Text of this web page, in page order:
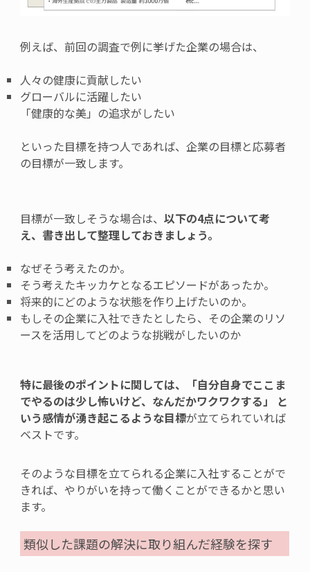
例えば、前回の調査で例に挙げた企業の場合は、
人々の健康に貢献したい
グローバルに活躍したい
「健康的な美」の追求がしたい
といった目標を持つ人であれば、企業の目標と応募者
の目標が一致します。
目標が一致しそうな場合は、以下の4点について考
え、書き出して整理しておきましょう。
なぜそう考えたのか。
そう考えたキッカケとなるエピソードがあったか。
将来的にどのような状態を作り上げたいのか。
もしその企業に入社できたとしたら、その企業のリソ
ースを活用してどのような挑戦がしたいのか
特に最後のポイントに関しては、「自分自身でここま
でやるのは少し怖いけど、なんだかワクワクする」 と
いう感情が湧き起こるような目標が立てられていれば
ベストです。
そのような目標を立てられる企業に入社することがで
きれば、やりがいを持って働くことができるかと思い
ます。
類似した課題の解決に取り組んだ経験を探す